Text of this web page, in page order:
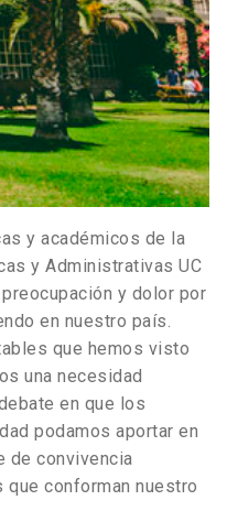
y académicos de la
y Administrativas UC
y dolor por
en nuestro país.
que hemos visto
una necesidad
en que los
podamos aportar en
de convivencia
conforman nuestro